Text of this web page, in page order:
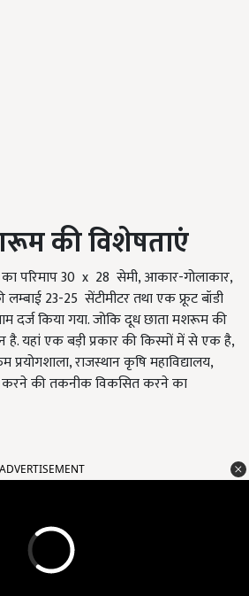
की विशेषताएं
परिमाप 30 x 28 सेमी, आकार-गोलाकार,
23-25 सेंटीमीटर तथा एक फ्रूट बॉडी
दर्ज किया गया. जोकि दूध छाता मशरूम की
है. यहां एक बड़ी प्रकार की किस्मों में से एक है,
राजस्थान कृषि महाविद्यालय,
की तकनीक विकसित करने का
ADVERTISEMENT